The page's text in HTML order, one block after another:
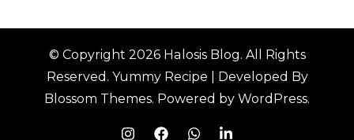
© Copyright 2026 Halosis Blog. All Rights
Reserved. Yummy Recipe | Developed By
Blossom Themes. Powered by WordPress.